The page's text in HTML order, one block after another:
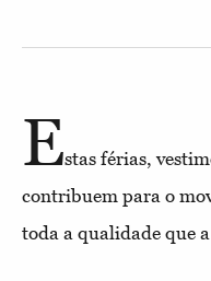
Estas férias,
contribuem para o
toda a qualidade que